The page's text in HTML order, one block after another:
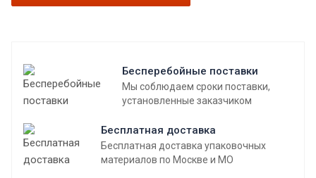
Бесперебойные поставки
Мы соблюдаем сроки поставки,
установленные заказчиком
Бесплатная доставка
Бесплатная доставка упаковочных
материалов по Москве и МО